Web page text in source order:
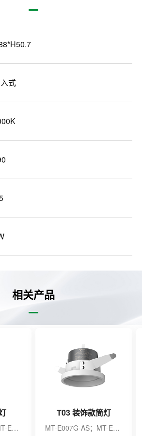
式
相关产品
MT-E007D-AS；MT-E007E-AS；MT-E007P-AS；MT-E007Q-AS；MT-E009J-AS；MT-E009K-AS；MT-E009L-AS；MT-E009M-AS；
T03 装饰款筒灯
MT-E007G-AS；MT-E007H-AS